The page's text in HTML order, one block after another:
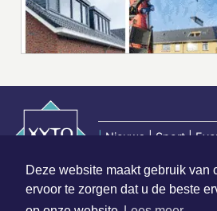
Deze website maakt gebruik van
ervoor te zorgen dat u de beste
| Nieuws | Sport |
Hoofdvestiging: